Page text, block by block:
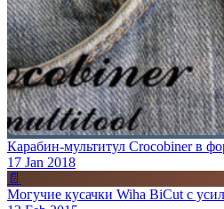
Карабин-мультитул Crocobiner в
17 Jan 2018
📄
Могучие кусачки Wiha BiCut с